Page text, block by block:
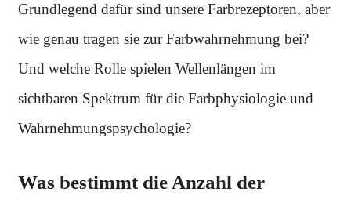
Grundlegend dafür sind unsere Farbrezeptoren, aber
wie genau tragen sie zur Farbwahrnehmung bei?
Und welche Rolle spielen Wellenlängen im
sichtbaren Spektrum für die Farbphysiologie und
Wahrnehmungspsychologie?
Was bestimmt die Anzahl der